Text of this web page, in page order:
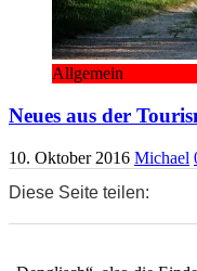
Allgemein
Neues aus der
10. Oktober 2016 Michael
Diese Seite teilen: